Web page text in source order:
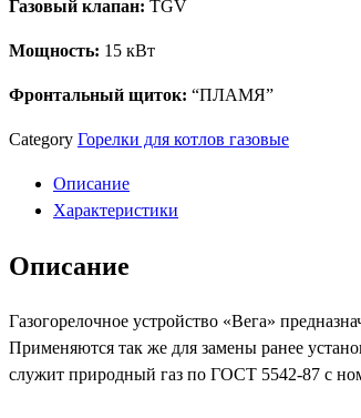
"TGV"
Пламя
Газовый клапан: TGV
Мощность: 15 кВт
Фронтальный щиток: “ПЛАМЯ”
Category Горелки для котлов газовые
Описание
Характеристики
Описание
Газогорелочное устройство «Вега»
Применяются так же для замены ранее
служит природный газ по ГОСТ 5542-87 с